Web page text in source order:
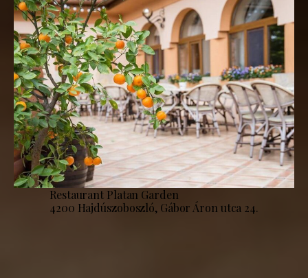
Restaurant Platan Garden
4200 Hajdúszoboszló, Gábor Áron utca 24.